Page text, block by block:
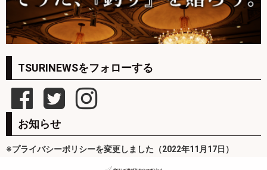
TSURINEWSをフォローする
お知らせ
※プライバシーポリシーを変更しました（2022年11月17日）